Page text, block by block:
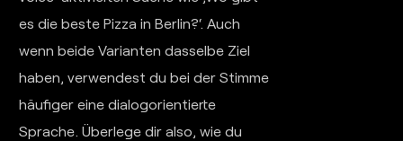
es die beste Pizza in Berlin?‘. Auch
wenn beide Varianten dasselbe Ziel
haben, verwendest du bei der Stimme
häufiger eine dialogorientierte
Sprache. Überlege dir also, wie du